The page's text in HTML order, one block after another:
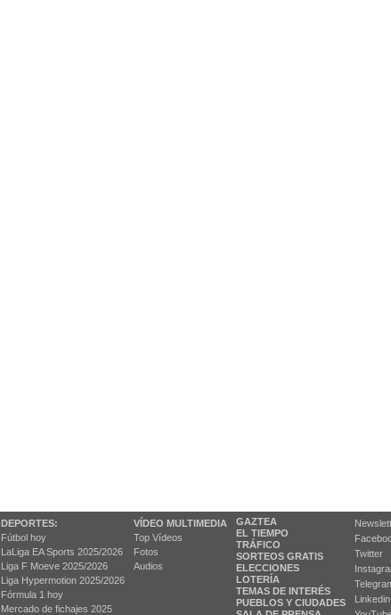
DEPORTES:
Fútbol hoy
LaLiga EA Sports 2025/2026
Liga F Moeve 2025/2026
Liga Hypermotion 2025/2026
Fórmula 1 hoy
Mercado de fichajes 2025
VÍDEO MULTIMEDIA
Top Vídeos
Fotos
Audios
GAZTEA
EL TIEMPO
TRÁFICO
SORTEOS GRATIS
ELECCIONES
LOTERÍA
TEMAS DE INTERÉS
PUEBLOS Y CIUDADES
Twitter
Linkedin